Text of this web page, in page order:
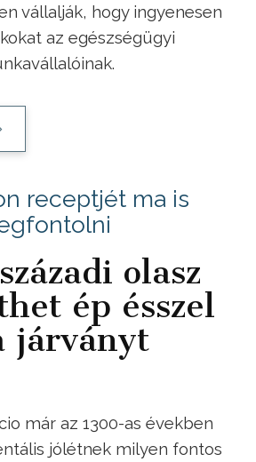
vállalják, hogy ingyenesen
az egészségügyi
receptjét ma is
olasz
ép ésszel
járványt
már az 1300-as években
jólétnek milyen fontos